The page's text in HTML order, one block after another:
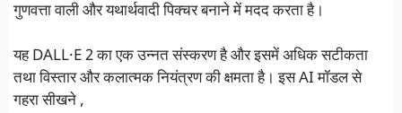
गुणवत्ता वाली और यथार्थवादी पिक्चर बनाने में मदद करता है।
यह DALL·E 2 का एक उन्नत संस्करण है और इसमें अधिक सटीकता
तथा विस्तार और कलात्मक नियंत्रण की क्षमता है। इस AI मॉडल से
गहरा सीखने ,